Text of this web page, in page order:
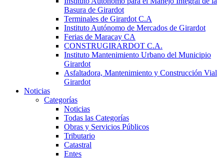
Basura de Girardot
Terminales de Girardot C.A
Instituto Autónomo de Mercados de Girardot
Ferias de Maracay CA
CONSTRUGIRARDOT C.A.
Instituto Mantenimiento Urbano del Municipio
Girardot
Asfaltadora, Mantenimiento y Construcción Vial
Girardot
Noticias
Categorías
Noticias
Todas las Categorías
Obras y Servicios Públicos
Tributario
Catastral
Entes